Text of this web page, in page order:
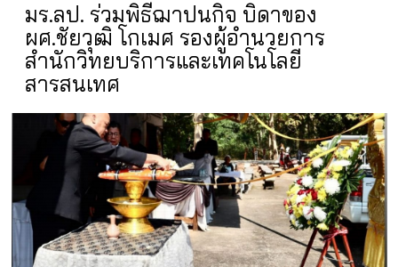
มร.ลป. ร่วมพิธีฌาปนกิจ บิดาของ
ผศ.ชัยวุฒิ โกเมศ รองผู้อำนวยการ
สำนักวิทยบริการและเทคโนโลยี
สารสนเทศ